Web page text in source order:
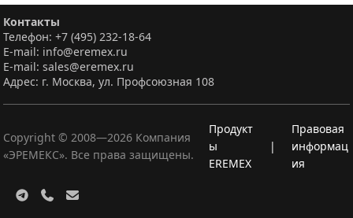
Контакты
Телефон: +7 (495) 232-18-64
E-mail: info@eremex.ru
E-mail: sales@eremex.ru
Адрес: г. Москва, ул. Профсоюзная 108
Copyright © 2008—2026 Компания
«ЭРЕМЕКС». Все права защищены.
Продукт
ы
EREMEX
|
Правовая
информац
ия